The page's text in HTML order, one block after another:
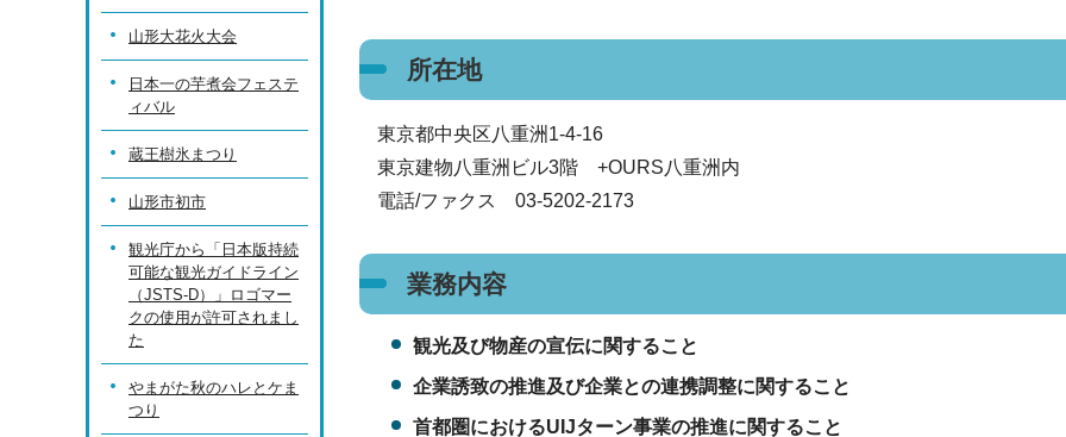
所在地
東京都中央区八重洲1-4-16
東京建物八重洲ビル3階 +OURS八重洲内
電話/ファクス 03-5202-2173
業務内容
観光及び物産の宣伝に関すること
企業誘致の推進及び企業との連携調整に関すること
首都圏におけるUIJターン事業の推進に関すること
山形大花火大会
日本一の芋煮会フェステ
ィバル
蔵王樹氷まつり
山形市初市
観光庁から「日本版持続
可能な観光ガイドライン
（JSTS-D）」ロゴマー
クの使用が許可されまし
た
やまがた秋のハレとケま
つり